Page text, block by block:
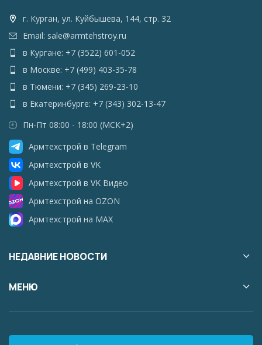
г. Курган, ул. Куйбышева, 144, стр. 32
Email: sale@armtehstroy.ru
в Кургане: +7 (3522) 601-052
в Москве: +7 (499) 403-35-78
в Тюмени: +7 (345) 269-23-10
в Екатеринбурге: +7 (343) 302-13-47
Пн-Пт 08:00 - 18:00 (МСК+2)
Армтехстрой в Telegram
Армтехстрой в VK
Армтехстрой в VK Видео
Армтехстрой на OZON
Армтехстрой на MAX
НЕДАВНИЕ НОВОСТИ
МЕНЮ